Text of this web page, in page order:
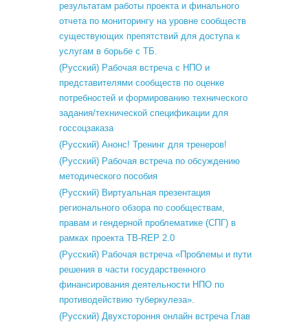
результатам работы проекта и финального
отчета по мониторингу на уровне сообществ
существующих препятствий для доступа к
услугам в борьбе с ТБ.
(Русский) Рабочая встреча с НПО и
представителями сообществ по оценке
потребностей и формированию технического
задания/технической спецификации для
госсоцзаказа
(Русский) Анонс! Тренинг для тренеров!
(Русский) Рабочая встреча по обсуждению
методического пособия
(Русский) Виртуальная презентация
регионального обзора по сообществам,
правам и гендерной проблематике (СПГ) в
рамках проекта TB-REP 2.0
(Русский) Рабочая встреча «Проблемы и пути
решения в части государственного
финансирования деятельности НПО по
противодействию туберкулеза».
(Русский) Двухстороння онлайн встреча Глав